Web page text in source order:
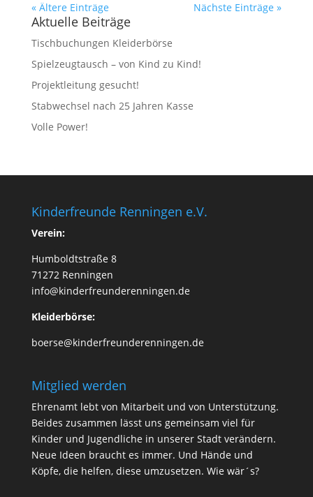
« Ältere Einträge Nächste Einträge »
Aktuelle Beiträge
Tischbuchungen Kleiderbörse
Spielzeugtausch – von Kind zu Kind!
Projektleitung gesucht!
Stabwechsel nach 25 Jahren Kasse
Volle Power!
Kinderfreunde Renningen e.V.
Verein:
Humboldtstraße 8
71272 Renningen
info@kinderfreunderenningen.de
Kleiderbörse:
boerse@kinderfreunderenningen.de
Mitglied werden
Ehrenamt lebt von Mitarbeit und von Unterstützung.
Beides zusammen lässt uns gemeinsam viel für
Kinder und Jugendliche in unserer Stadt verändern.
Neue Ideen braucht es immer. Und Hände und
Köpfe, die helfen, diese umzusetzen. Wie wär´s?